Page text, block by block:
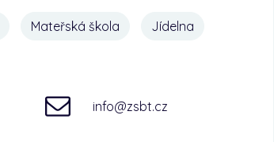
Mateřská škola Jídelna
info@zsbt.cz